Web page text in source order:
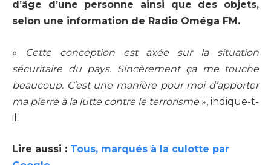
d’âge d’une personne ainsi que des objets,
selon une information de Radio Oméga FM.
«
Cette conception est axée sur la situation
sécuritaire du pays. Sincèrement ça me touche
beaucoup. C’est une manière pour moi d’apporter
ma pierre à la lutte contre le terrorisme », indique-t-
il.
Lire aussi : Tous, marqués à la culotte par